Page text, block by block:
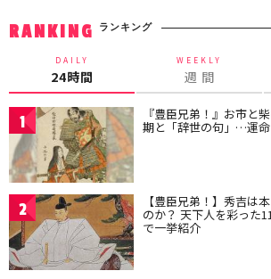
RANKING ランキング
DAILY
24時間
WEEKLY
週 間
1 『豊臣兄弟！』お市と
期と「辞世の句」…運
2 【豊臣兄弟！】秀吉は
のか？ 天下人を彩った
で一挙紹介